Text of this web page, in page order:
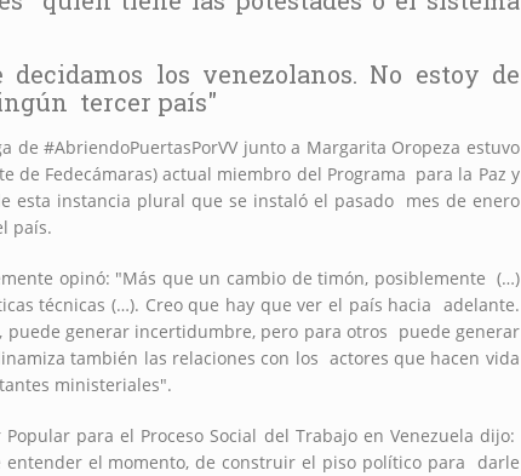
los venezolanos. No estoy de
tercer país"
de#AbriendoPuertasPorVV junto a Margarita Oropeza estuvo
de Fedecámaras) actual miembro del Programa para la Paz y
esta instancia plural que se instaló el pasado mes de enero
país.
opinó: "Más que un cambio de timón, posiblemente (…)
técnicas (…). Creo que hay que ver el país hacia adelante.
puede generar incertidumbre, pero para otros puede generar
también las relaciones con los actores que hacen vida
ministeriales".
para el Proceso Social del Trabajo en Venezuela dijo:
el momento, de construir el piso político para darle